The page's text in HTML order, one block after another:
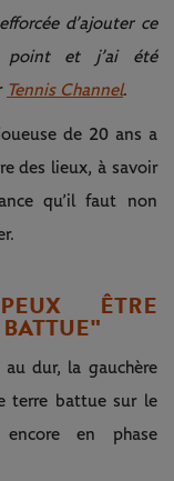
d’ajouter ce
point et j’ai été
Tennis Channel.
de 20 ans a
des lieux, à savoir
qu’il faut non
ÊTRE
dur, la gauchère
terre battue sur le
en phase